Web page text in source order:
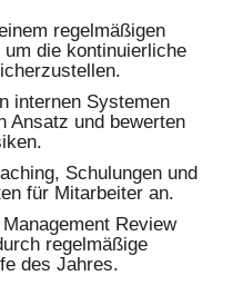
regelmäßigen
die kontinuierliche
internen Systemen
Ansatz und bewerten
Schulungen und
für Mitarbeiter an.
Review
regelmäßige
des Jahres.